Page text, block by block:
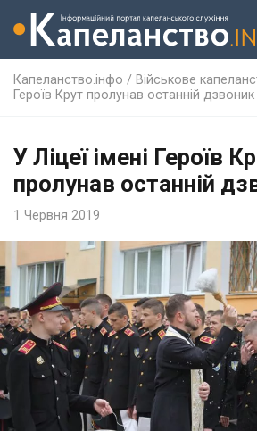
Капеланство.інфо / Військове
Героїв Крут пролунав останній дзвоник
У Ліцеї імені Героїв
пролунав останній
1 Червня 2019